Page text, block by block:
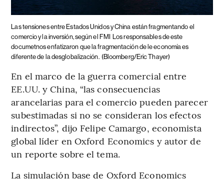
Las tensiones entre Estados Unidos y China están fragmentando el
comercio y la inversión, según el FMI Los responsables de este
documetnos enfatizaron que la fragmentación de le economía es
diferente de la desglobalización. (Bloomberg/Eric Thayer)
En el marco de la guerra comercial entre
EE.UU. y China, “las consecuencias
arancelarias para el comercio pueden parecer
subestimadas si no se consideran los efectos
indirectos”, dijo Felipe Camargo, economista
global líder en Oxford Economics y autor de
un reporte sobre el tema.
La simulación base de Oxford Economics